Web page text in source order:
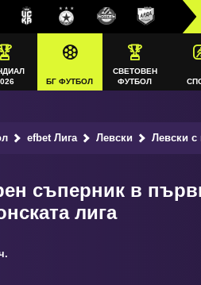
БГ ФУТБОЛ
СВЕТОВЕН
ФУТБОЛ
efbet Лига Левски Левски с
съперник в
лига